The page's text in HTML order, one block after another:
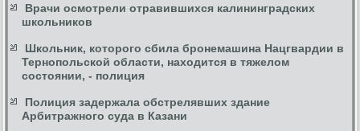
Врачи осмотрели отравившихся калининградских
школьников
Школьник, которого сбила бронемашина Нацгвардии в
Тернопольской области, находится в тяжелом
состоянии, - полиция
Полиция задержала обстрелявших здание
Арбитражного суда в Казани